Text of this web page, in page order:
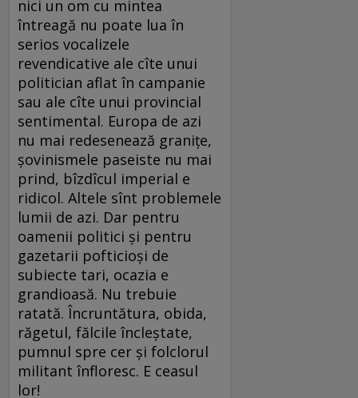
nici un om cu mintea
întreagă nu poate lua în
serios vocalizele
revendicative ale cîte unui
politician aflat în campanie
sau ale cîte unui provincial
sentimental. Europa de azi
nu mai redesenează granițe,
șovinismele paseiste nu mai
prind, bîzdîcul imperial e
ridicol. Altele sînt problemele
lumii de azi. Dar pentru
oamenii politici și pentru
gazetarii pofticioși de
subiecte tari, ocazia e
grandioasă. Nu trebuie
ratată. Încruntătura, obida,
răgetul, fălcile încleștate,
pumnul spre cer și folclorul
militant înfloresc. E ceasul
lor!